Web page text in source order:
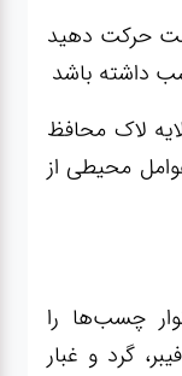
حرکت دهید
داشته باشد
لاک محافظ
محیطی از
چسب‌ها را
گرد و غبار